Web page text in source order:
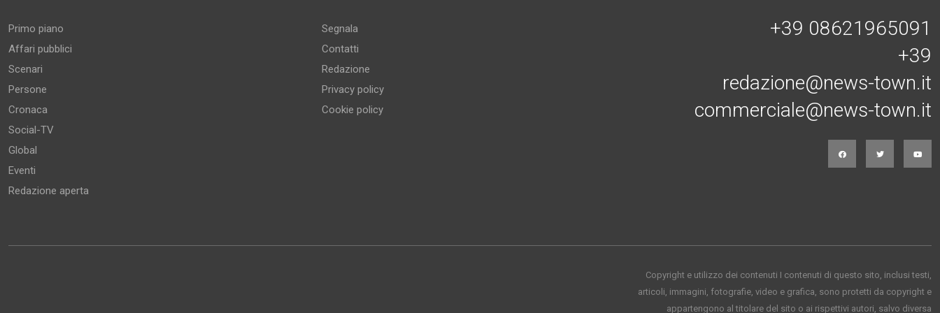
Primo piano
Affari pubblici
Scenari
Persone
Cronaca
Social-TV
Global
Eventi
Redazione aperta
Segnala
Contatti
Redazione
Privacy policy
Cookie policy
+39 08621965091
+39
redazione@news-town.it
commerciale@news-town.it
Copyright e utilizzo dei contenuti I contenuti di questo sito, inclusi testi,
articoli, immagini, fotografie, video e grafica, sono protetti da copyright e
appartengono al titolare del sito o ai rispettivi autori, salvo diversa